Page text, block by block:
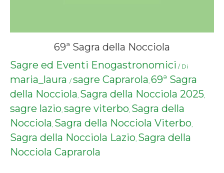
69ª Sagra della Nocciola
Sagre ed Eventi Enogastronomici / Di
maria_laura / sagre Caprarola, 69ª Sagra
della Nocciola, Sagra della Nocciola 2025,
sagre lazio, sagre viterbo, Sagra della
Nocciola, Sagra della Nocciola Viterbo,
Sagra della Nocciola Lazio, Sagra della
Nocciola Caprarola